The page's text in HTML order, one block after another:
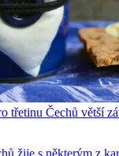
třetinu Čechů větší
žije s některým z